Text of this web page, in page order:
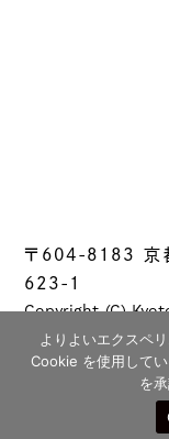
よりよいエクスペ
Cookie を使用して
を
〒604-8183 京
623-1
Copyright (C)
Kyoto All rights